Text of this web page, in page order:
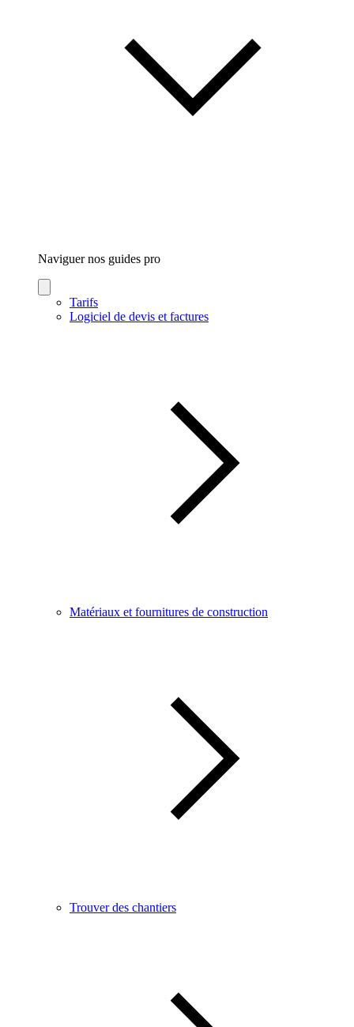
Naviguer nos guides pro
Tarifs
Logiciel de devis et factures
Matériaux et fournitures de construction
Trouver des chantiers